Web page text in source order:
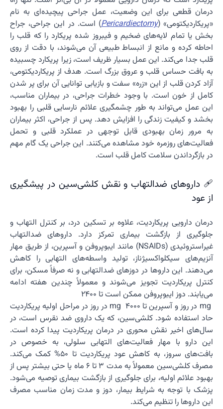
درمان قطعی برای این وضعیت، عمل جراحی پیچیده‌ای به نام
«پریکاردیکتومی» (Pericardiectomy) است. در این جراحی، جراح
بخش یا تمام لایه‌های ضخیم و فیبروز شده پریکارد را که قلب را
احاطه کرده و مانع از انبساط طبیعی آن می‌شوند، با دقت از روی
قلب جدا می‌کند. این عمل بسیار ظریف است، زیرا پریکارد چسبیده
به بافت حساس قلب و عروق بزرگ است. هدف از پریکاردیکتومی،
آزاد کردن قلب از این «زره» سفت و بازیابی توانایی آن برای پر شدن
کامل از خون است. با وجود خطرات جراحی، در بیماران مناسب،
این عمل می‌تواند به طور چشمگیری علائم نارسایی قلبی را بهبود
بخشد و کیفیت زندگی را افزایش دهد. پس از جراحی، اکثر بیماران
به مرور زمان بهبودی قابل توجهی در عملکرد قلبی و تحمل
فعالیت‌های روزمره خود مشاهده می‌کنند. این جراحی یک گام مهم
در بازگرداندن سلامت کامل قلب است.
🩹 داروهای ضدالتهاب و نقش کلشی‌سین در پیشگیری
از عود
درمان دارویی پریکاردیت، علاوه بر تسکین درد، بر کنترل التهاب و
جلوگیری از بازگشت بیماری تمرکز دارد. داروهای ضدالتهاب
غیراستروئیدی (NSAIDs) مانند ایبوپروفن و آسپرین، از طریق مهار
آنزیم‌های سیکلواکسیژناز، تولید واسطه‌های التهابی را کاهش
می‌دهند. این داروها در دوزهای ضدالتهابی و نه صرفاً مسکن، برای
کنترل پریکاردیت تجویز می‌شوند و معمولاً چندین هفته ادامه
می‌یابند. دوز ایبوپروفن ممکن است تا 2400
mg در روز و آسپرین تا 4000 mg در روز در مراحل اولیه پریکاردیت
حاد استفاده شود. کلشی‌سین، که یک داروی ضد نقرس است، در
سال‌های اخیر نقش محوری در درمان پریکاردیت پیدا کرده است.
این دارو با مهار فعالیت‌های التهابی سلولی، به خصوص در
بافت‌های سروز، به کاهش عود پریکاردیت تا 50% کمک می‌کند.
مصرف کلشی‌سین معمولاً به مدت ۳ تا ۶ ماه یا حتی بیشتر پس از
بهبود علائم اولیه، برای جلوگیری از بازگشت بیماری توصیه می‌شود.
پزشک با توجه به شرایط بیمار، دوز و مدت زمان مناسب مصرف
این داروها را تنظیم می‌کند.